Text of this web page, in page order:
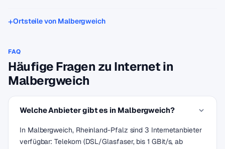
Ortsteile von Malbergweich
FAQ
Häufige Fragen zu Internet in
Malbergweich
Welche Anbieter gibt es in Malbergweich?
In Malbergweich, Rheinland-Pfalz sind 3 Internetanbieter
verfügbar: Telekom (DSL/Glasfaser, bis 1 GBit/s, ab